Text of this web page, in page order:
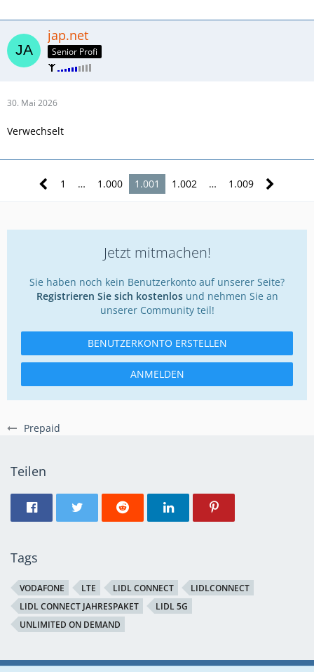
Prepaid
jap.net
Senior Profi
30. Mai 2026
Verwechselt
1 … 1.000 1.001 1.002 … 1.009
Jetzt mitmachen!
Sie haben noch kein Benutzerkonto auf unserer Seite?
Registrieren Sie sich kostenlosund nehmen Sie an
unserer Community teil!
BENUTZERKONTO ERSTELLEN
ANMELDEN
Teilen
Tags
VODAFONE LTE LIDL CONNECT
LIDLCONNECT
LIDL CONNECT JAHRESPAKET
LIDL 5G
UNLIMITED ON DEMAND